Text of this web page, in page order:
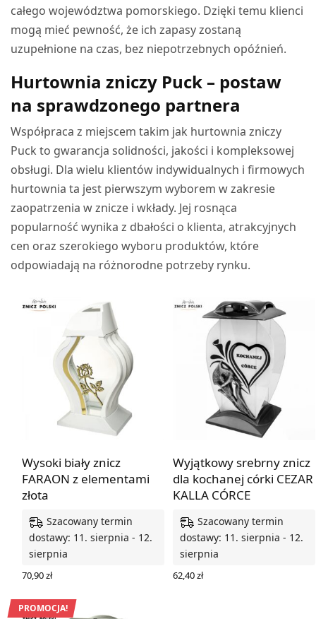
całego województwa pomorskiego. Dzięki temu klienci
mogą mieć pewność, że ich zapasy zostaną
uzupełnione na czas, bez niepotrzebnych opóźnień.
Hurtownia zniczy Puck – postaw
na sprawdzonego partnera
Współpraca z miejscem takim jak hurtownia zniczy
Puck to gwarancja solidności, jakości i kompleksowej
obsługi. Dla wielu klientów indywidualnych i firmowych
hurtownia ta jest pierwszym wyborem w zakresie
zaopatrzenia w znicze i wkłady. Jej rosnąca
popularność wynika z dbałości o klienta, atrakcyjnych
cen oraz szerokiego wyboru produktów, które
odpowiadają na różnorodne potrzeby rynku.
Wysoki biały znicz
FARAON z elementami
złota
Szacowany termin
dostawy: 11. sierpnia - 12.
sierpnia
70,90zł
Wyjątkowy srebrny znicz
dla kochanej córki CEZAR
KALLA CÓRCE
Szacowany termin
dostawy: 11. sierpnia - 12.
sierpnia
62,40zł
PROMOCJA!